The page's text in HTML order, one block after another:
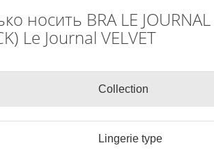
носить BRA LE JOURNAL
Le Journal VELVET
Collection
Lingerie type